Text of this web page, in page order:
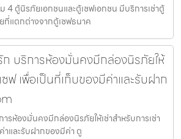
4 ตู้นิรภัยเอกชนและตู้เซฟเอกชน มีบริการเช่าตู้
ที่แตกต่างจากตู้เซฟธนาค
ก บริการห้องมั่นคงมีกล่องนิรภัยให้
ซฟ เพื่อเป็นที่เก็บของมีค่าและรับฝาก
ารห้องมั่นคงมีกล่องนิรภัยให้เช่าสำหรับการเช่า
าและรับฝากของมีค่า ตู